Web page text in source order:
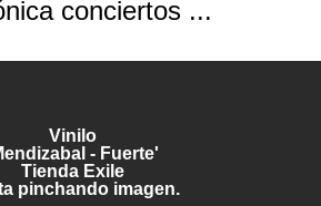
conciertos ...
Vinilo
- Fuerte'
Tienda Exile
pinchando imagen.